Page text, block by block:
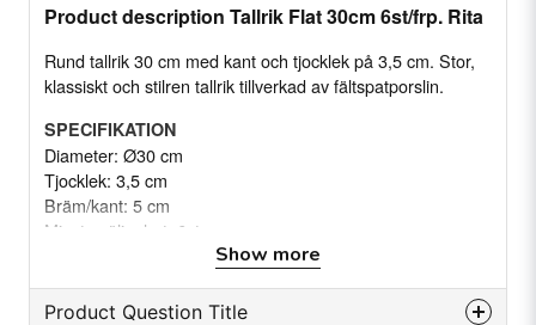
Product description Tallrik Flat 30cm 6st/frp. Rita
Rund tallrik 30 cm med kant och tjocklek på 3,5 cm. Stor,
klassiskt och stilren tallrik tillverkad av fältspatporslin.
SPECIFIKATION
Diameter: Ø30 cm
Tjocklek: 3,5 cm
Bräm/kant: 5 cm
Minsta säljenhet: 6st
Material: FältspatporslinShow more
Product Question Title